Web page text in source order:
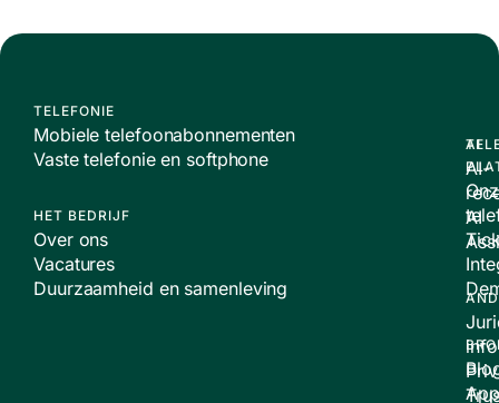
TELEFONIE
Mobiele telefoonabonnementen
Vaste telefonie en softphone
HET BEDRIJF
Over ons
Vacatures
Duurzaamheid en samenleving
AI
AI-
AI